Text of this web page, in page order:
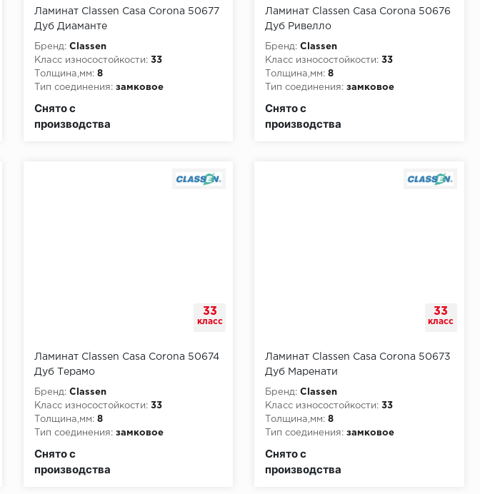
Ламинат Classen Casa Corona 50677
Дуб Диаманте
Бренд: Classen
Класс износостойкости: 33
Толщина,мм: 8
Тип соединения: замковое
Снято с
производства
Ламинат Classen Casa Corona 50676
Дуб Ривелло
Бренд: Classen
Класс износостойкости: 33
Толщина,мм: 8
Тип соединения: замковое
Снято с
производства
33
класс
Ламинат Classen Casa Corona 50674
Дуб Терамо
Бренд: Classen
Класс износостойкости: 33
Толщина,мм: 8
Тип соединения: замковое
Снято с
производства
33
класс
Ламинат Classen Casa Corona 50673
Дуб Маренати
Бренд: Classen
Класс износостойкости: 33
Толщина,мм: 8
Тип соединения: замковое
Снято с
производства